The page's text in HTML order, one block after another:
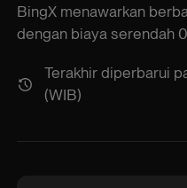
BingX menawarkan
dengan biaya serendah
Terakhir diperbarui
(WIB)